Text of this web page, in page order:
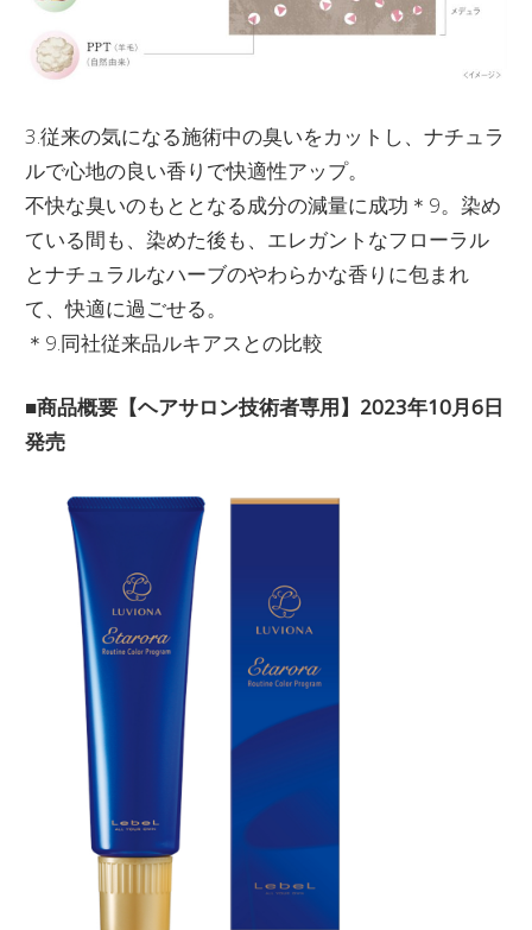
3.従来の気になる施術中の臭いをカットし、ナチュラ
ルで心地の良い香りで快適性アップ。
不快な臭いのもととなる成分の減量に成功＊9。染め
ている間も、染めた後も、エレガントなフローラル
とナチュラルなハーブのやわらかな香りに包まれ
て、快適に過ごせる。
＊9.同社従来品ルキアスとの比較
■商品概要【ヘアサロン技術者専用】2023年10月6日
発売